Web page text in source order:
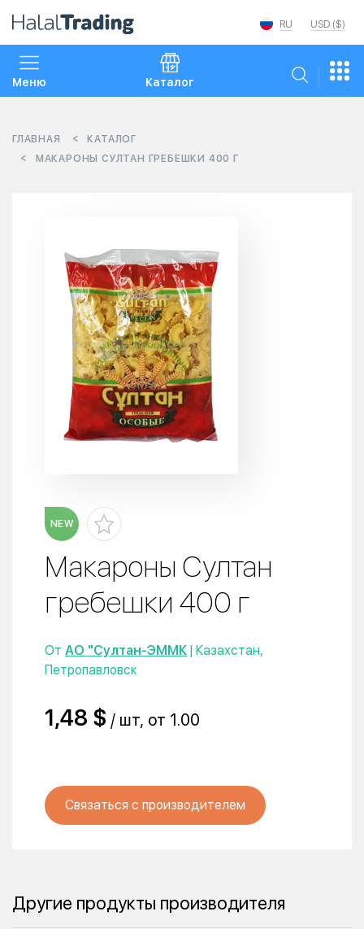
USD ($)
RU
Меню Каталог
ГЛАВНАЯ
КАТАЛОГ
МАКАРОНЫ СУЛТАН ГРЕБЕШКИ 400 Г
NEW
Макароны Султан
гребешки 400 г
От АО "Султан-ЭММК | Казахстан,
Петропавловск
1,48 $ / шт, от 1.00
Связаться с производителем
Другие продукты производителя